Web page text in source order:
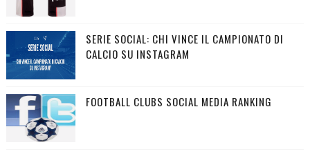
SERIE SOCIAL: CHI VINCE IL CAMPIONATO DI
CALCIO SU INSTAGRAM
FOOTBALL CLUBS SOCIAL MEDIA RANKING